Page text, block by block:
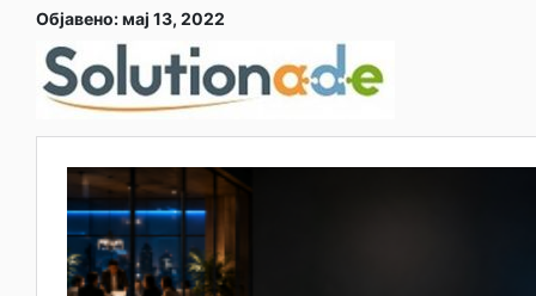
Објавено: мај 13, 2022